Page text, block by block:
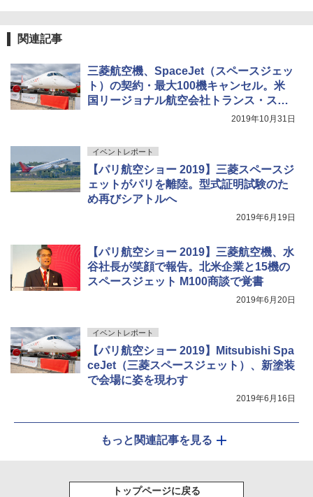
￥9,990
[キャンパーズコレクション 山善] 傘みたいに
広げるだけ パッとサッとテント キューブワ
ATCW-150B エクルベージュ
￥-
ア/オフィス/教育現場/展示会用 緑
￥1,180
保護 日光可読lcd 7種類ノズル付き
￥7,884
関連記事
三菱航空機、SpaceJet（スペースジェッ
ト）の契約・最大100機キャンセル。米
国リージョナル航空会社トランス・ステ
2019年10月31日
イベントレポート
【パリ航空ショー 2019】三菱スペースジ
ェットがパリを離陸。型式証明試験のた
め再びシアトルへ
2019年6月19日
【パリ航空ショー 2019】三菱航空機、水
谷社長が笑顔で報告。北米企業と15機の
スペースジェット M100商談で覚書
2019年6月20日
イベントレポート
【パリ航空ショー 2019】Mitsubishi Spa
ceJet（三菱スペースジェット）、新塗装
で会場に姿を現わす
2019年6月16日
もっと関連記事を見る
トップページに戻る